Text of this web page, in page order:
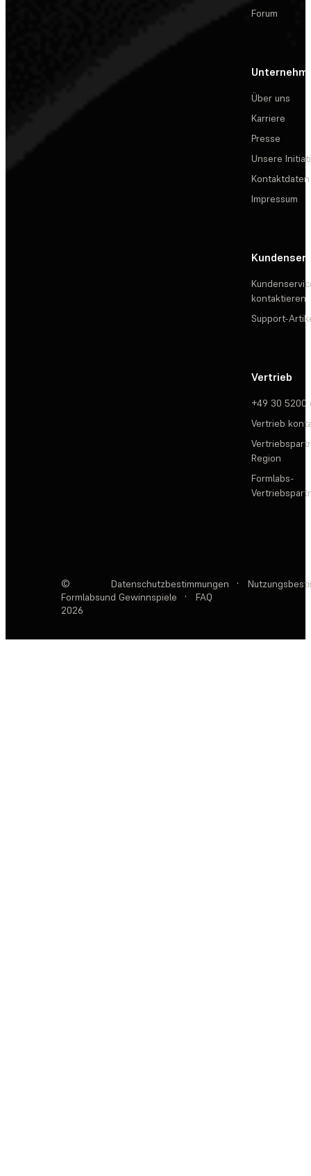
Forum
Über uns
Karriere
Presse
Unsere
Kontaktdaten
Impressum
kontaktieren
Support-
Vertrieb
+49 30 5200
Vertrieb
Region
Formlabs-
©
Formlabs
2026
Datenschutzbestimmungen ·
und Gewinnspiele
· FAQ